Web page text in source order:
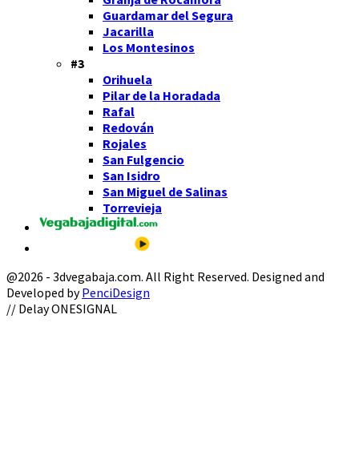
Guardamar del Segura
Jacarilla
Los Montesinos
#3
Orihuela
Pilar de la Horadada
Rafal
Redován
Rojales
San Fulgencio
San Isidro
San Miguel de Salinas
Torrevieja
@2026 - 3dvegabaja.com. All Right Reserved. Designed and
Developed byPenciDesign
Facebook
Twitter
Instagram
Youtube
Email
// Delay ONESIGNAL